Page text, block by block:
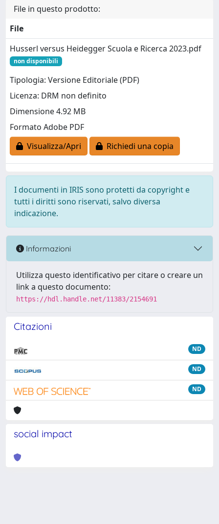
File in questo prodotto:
File
Husserl versus Heidegger Scuola e Ricerca 2023.pdf
non disponibili
Tipologia: Versione Editoriale (PDF)
Licenza: DRM non definito
Dimensione 4.92 MB
Formato Adobe PDF
Visualizza/Apri
Richiedi una copia
I documenti in IRIS sono protetti da copyright e
tutti i diritti sono riservati, salvo diversa
indicazione.
Informazioni
Utilizza questo identificativo per citare o creare un
link a questo documento:
https://hdl.handle.net/11383/2154691
Citazioni
ND
ND
ND
social impact